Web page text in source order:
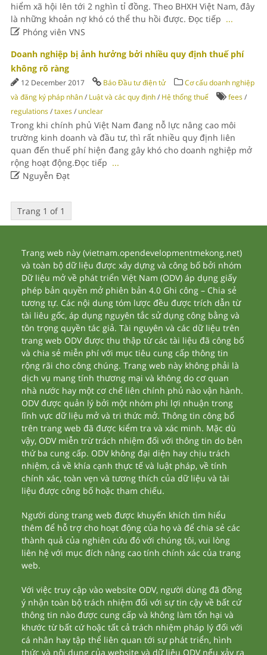
hiểm xã hội lên tới 2 nghìn tỉ đồng. Theo BHXH Việt Nam, đây
là những khoản nợ khó có thể thu hồi được. Đọc tiếp ...
Phóng viên VNS
Doanh nghiệp bị ảnh hưởng bởi nhiều quy định thuế phí
không rõ ràng
12 December 2017 Báo Đầu tư điện tử
Cơ cấu doanh nghiệp
và đăng ký pháp nhân/ Luật và các quy định/ Hệ thống thuế fees/
regulations/taxes/ unclear
Trong khi chính phủ Việt Nam đang nỗ lực nâng cao môi
trường kinh doanh và đầu tư, thì rất nhiều quy định liên
quan đến thuế phí hiện đang gây khó cho doanh nghiệp mở
rộng hoạt động.Đọc tiếp ...
Nguyễn Đạt
Trang 1 of 1
Trang web này (vietnam.opendevelopmentmekong.net)
và toàn bộ dữ liệu được xây dựng và công bố bởi nhóm
Dữ liệu mở về phát triển Việt Nam (ODV) áp dụng giấy
phép bản quyền mở phiên bản 4.0 Ghi công – Chia sẻ
tương tự. Các nội dung tóm lược đều được trích dẫn từ
tài liêu gốc, áp dụng nguyên tắc sử dụng công bằng và
tôn trọng quyền tác giả. Tài nguyên và các dữ liệu trên
trang web ODV được thu thập từ các tài liệu đã công bố
và chia sẻ miễn phí với mục tiêu cung cấp thông tin
rộng rãi cho công chúng. Trang web này không phải là
dịch vụ mang tính thương mại và không do cơ quan
nhà nước hay một cơ chế liên chính phủ nào vận hành.
ODV được quản lý bởi một nhóm phi lợi nhuận trong
lĩnh vực dữ liệu mở và tri thức mở. Thông tin công bố
trên trang web đã được kiểm tra và xác minh. Mặc dù
vậy, ODV miễn trừ trách nhiệm đối với thông tin do bên
thứ ba cung cấp. ODV không đại diện hay chịu trách
nhiệm, cả về khía cạnh thực tế và luật pháp, về tính
chính xác, toàn vẹn và tương thích của dữ liệu và tài
liệu được công bố hoặc tham chiếu.
Người dùng trang web được khuyến khích tìm hiểu
thêm để hỗ trợ cho hoạt động của họ và để chia sẻ các
thành quả của nghiên cứu đó với chúng tôi, vui lòng
liên hệ với mục đích nâng cao tính chính xác của trang
web.
Với việc truy cập vào website ODV, người dùng đã đồng
ý nhận toàn bộ trách nhiệm đối với sự tin cậy về bất cứ
thông tin nào được cung cấp và không làm tổn hại và
khước từ bất cứ hoặc tất cả trách nhiệm pháp lý đối với
cá nhân hay tập thể liên quan tới sự phát triển, hình
thức và nội dung của website và dữ liệu ODV nếu xảy ra